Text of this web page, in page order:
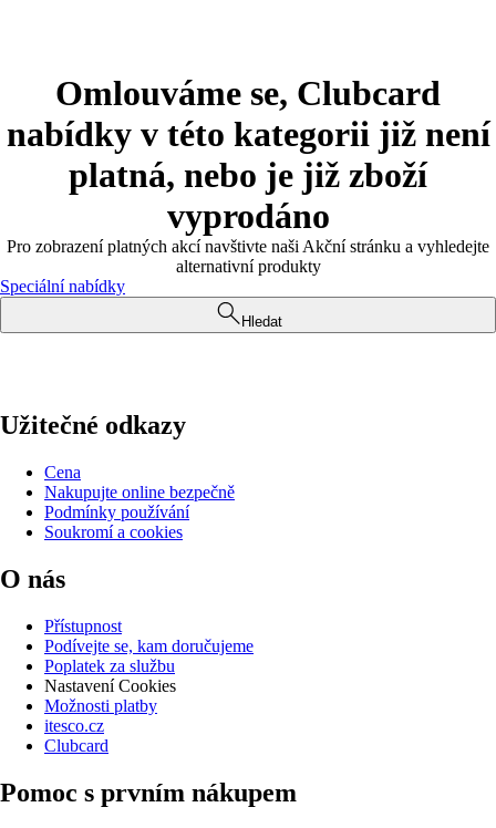
Omlouváme se, Clubcard
nabídky v této kategorii již není
platná, nebo je již zboží
vyprodáno
Pro zobrazení platných akcí navštivte naši Akční stránku a vyhledejte
alternativní produkty
Speciální nabídky
Hledat
Užitečné odkazy
Cena
Nakupujte online bezpečně
Podmínky používání
Soukromí a cookies
O nás
Přístupnost
Podívejte se, kam doručujeme
Poplatek za službu
Nastavení Cookies
Možnosti platby
itesco.cz
Clubcard
Pomoc s prvním nákupem